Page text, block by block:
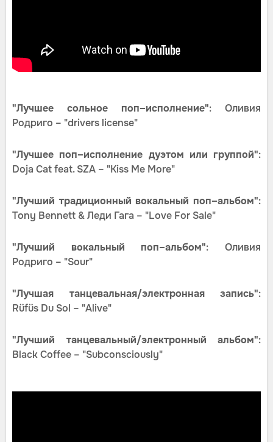
"Лучшее сольное поп–исполнение": Оливия
Родриго – "drivers license"
"Лучшее поп–исполнение дуэтом или группой":
Doja Cat feat. SZA – "Kiss Me More"
"Лучший традиционный вокальный поп–альбом":
Tony Bennett & Леди Гага – "Love For Sale"
"Лучший вокальный поп–альбом": Оливия
Родриго – "Sour"
"Лучшая танцевальная/электронная запись":
Rüfüs Du Sol – "Alive"
"Лучший танцевальный/электронный альбом":
Black Coffee – "Subconsciously"